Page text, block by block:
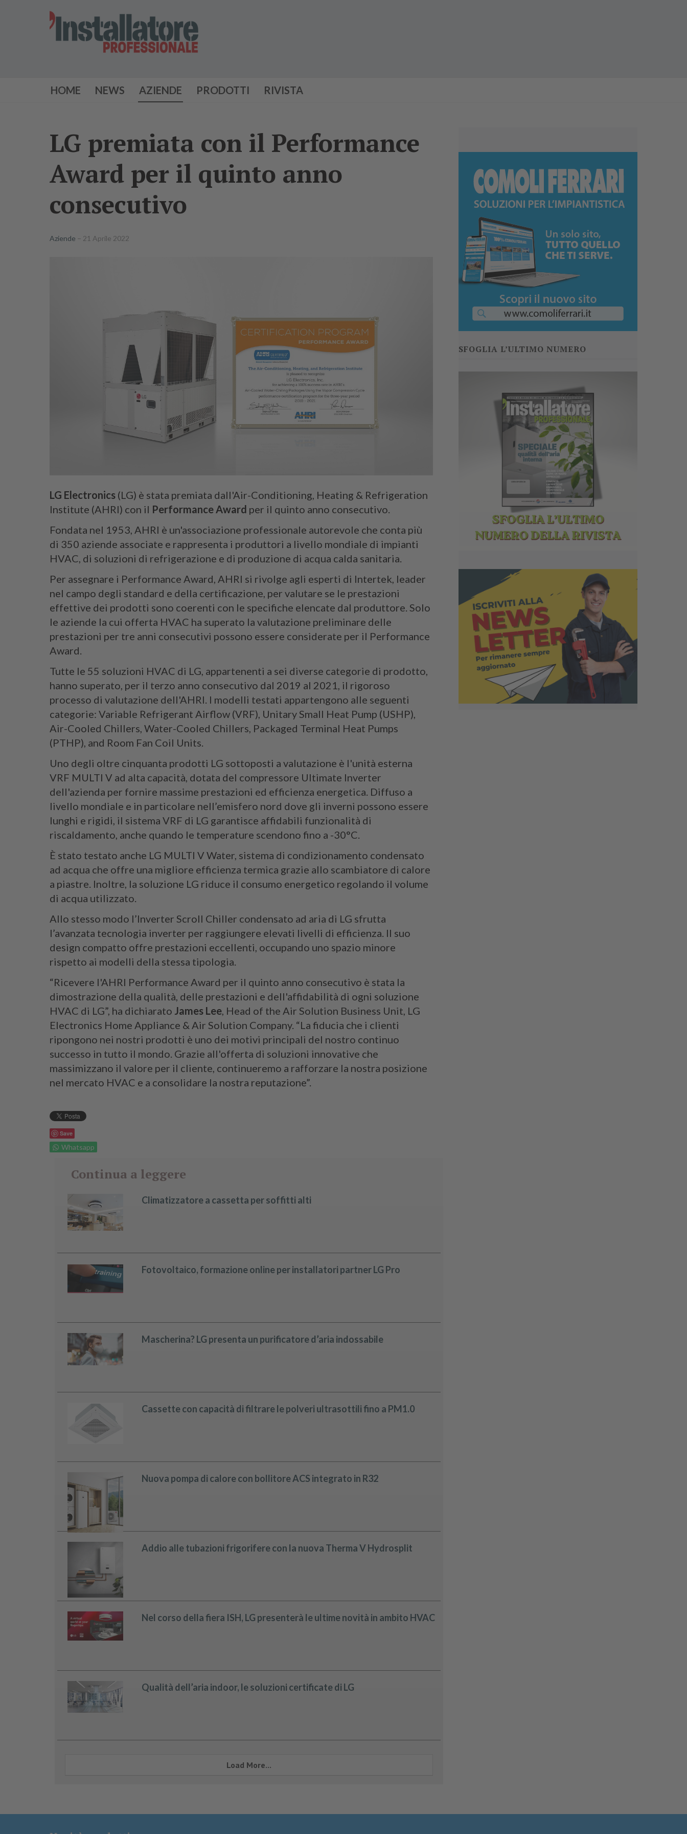
HOME NEWS AZIENDE PRODOTTI RIVISTA
LG premiata con il Performance
Award per il quinto anno
consecutivo
Aziende 21 Aprile 2022
LG Electronics (LG) è stata premiata dall'Air-Conditioning, Heating & Refrigeration
Institute (AHRI) con il Performance Award per il quinto anno consecutivo.
Fondata nel 1953, AHRI è un'associazione professionale autorevole che conta più
di 350 aziende associate e rappresenta i produttori a livello mondiale di impianti
HVAC, di soluzioni di refrigerazione e di produzione di acqua calda sanitaria.
Per assegnare i Performance Award, AHRI si rivolge agli esperti di Intertek, leader
nel campo degli standard e della certificazione, per valutare se le prestazioni
effettive dei prodotti sono coerenti con le specifiche elencate dal produttore. Solo
le aziende la cui offerta HVAC ha superato la valutazione preliminare delle
prestazioni per tre anni consecutivi possono essere considerate per il Performance
Award.
Tutte le 55 soluzioni HVAC di LG, appartenenti a sei diverse categorie di prodotto,
hanno superato, per il terzo anno consecutivo dal 2019 al 2021, il rigoroso
processo di valutazione dell'AHRI. I modelli testati appartengono alle seguenti
categorie: Variable Refrigerant Airflow (VRF), Unitary Small Heat Pump (USHP),
Air-Cooled Chillers, Water-Cooled Chillers, Packaged Terminal Heat Pumps
(PTHP), and Room Fan Coil Units.
Uno degli oltre cinquanta prodotti LG sottoposti a valutazione è l'unità esterna
VRF MULTI V ad alta capacità, dotata del compressore Ultimate Inverter
dell'azienda per fornire massime prestazioni ed efficienza energetica. Diffuso a
livello mondiale e in particolare nell’emisfero nord dove gli inverni possono essere
lunghi e rigidi, il sistema VRF di LG garantisce affidabili funzionalità di
riscaldamento, anche quando le temperature scendono fino a -30°C.
È stato testato anche LG MULTI V Water, sistema di condizionamento condensato
ad acqua che offre una migliore efficienza termica grazie allo scambiatore di calore
a piastre. Inoltre, la soluzione LG riduce il consumo energetico regolando il volume
di acqua utilizzato.
Allo stesso modo l’Inverter Scroll Chiller condensato ad aria di LG sfrutta
l’avanzata tecnologia inverter per raggiungere elevati livelli di efficienza. Il suo
design compatto offre prestazioni eccellenti, occupando uno spazio minore
rispetto ai modelli della stessa tipologia.
“Ricevere l'AHRI Performance Award per il quinto anno consecutivo è stata la
dimostrazione della qualità, delle prestazioni e dell'affidabilità di ogni soluzione
HVAC di LG”, ha dichiarato James Lee, Head of the Air Solution Business Unit, LG
Electronics Home Appliance & Air Solution Company. “La fiducia che i clienti
ripongono nei nostri prodotti è uno dei motivi principali del nostro continuo
successo in tutto il mondo. Grazie all'offerta di soluzioni innovative che
massimizzano il valore per il cliente, continueremo a rafforzare la nostra posizione
nel mercato HVAC e a consolidare la nostra reputazione”.
Save
Whatsapp
Continua a leggere
Climatizzatore a cassetta per soffitti alti
Fotovoltaico, formazione online per installatori partner LG Pro
Mascherina? LG presenta un purificatore d’aria indossabile
Cassette con capacità di filtrare le polveri ultrasottili fino a PM1.0
Nuova pompa di calore con bollitore ACS integrato in R32
Addio alle tubazioni frigorifere con la nuova Therma V Hydrosplit
Nel corso della fiera ISH, LG presenterà le ultime novità in ambito HVAC
Qualità dell’aria indoor, le soluzioni certificate di LG
Load More...
SFOGLIA L’ULTIMO NUMERO